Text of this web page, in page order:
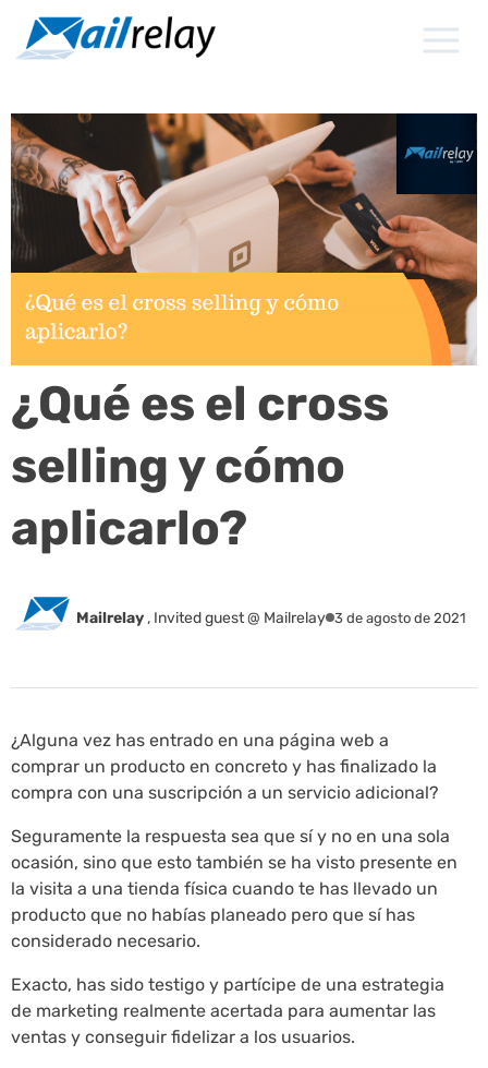
contenido
¿Qué es el cross
selling y cómo
aplicarlo?
Mailrelay , Invited guest @ Mailrelay 3 de agosto de 2021
¿Alguna vez has entrado en una página web a
comprar un producto en concreto y has finalizado la
compra con una suscripción a un servicio adicional?
Seguramente la respuesta sea que sí y no en una sola
ocasión, sino que esto también se ha visto presente en
la visita a una tienda física cuando te has llevado un
producto que no habías planeado pero que sí has
considerado necesario.
Exacto, has sido testigo y partícipe de una estrategia
de marketing realmente acertada para aumentar las
ventas y conseguir fidelizar a los usuarios.